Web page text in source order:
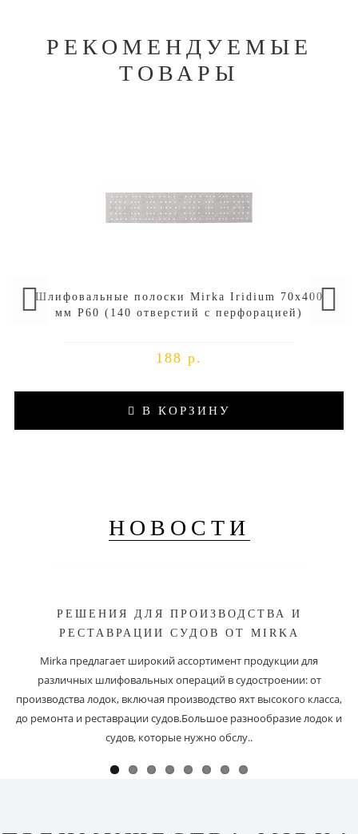
РЕКОМЕНДУЕМЫЕ
ТОВАРЫ
Шлифовальные полоски Mirka Iridium 70х400
мм P60 (140 отверстий с перфорацией)
188 р.
В КОРЗИНУ
НОВОСТИ
РЕШЕНИЯ ДЛЯ ПРОИЗВОДСТВА И
РЕСТАВРАЦИИ СУДОВ ОТ MIRKA
Mirka предлагает широкий ассортимент продукции для
различных шлифовальных операций в судостроении: от
производства лодок, включая производство яхт высокого класса,
до ремонта и реставрации судов.Большое разнообразие лодок и
судов, которые нужно обслу..